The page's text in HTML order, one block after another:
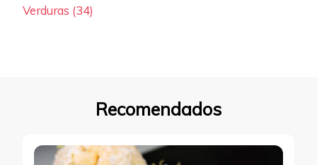
Verduras (34)
Recomendados